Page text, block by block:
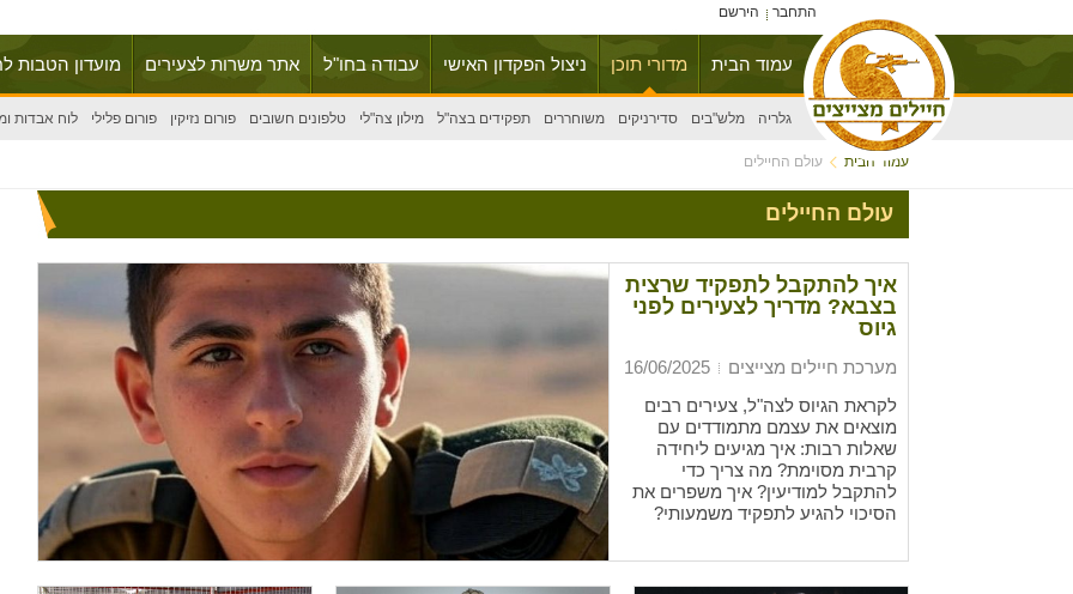
התחבר הירשם
עמוד הבית מדורי תוכן ניצול הפקדון האישי עבודה בחו"ל אתר משרות לצעירים מועדון הטבות
גלריה מלש"בים סדירניקים משוחררים תפקידים בצה"ל מילון צה"לי טלפונים חשובים פורום נזיקין פורום פלילי לוח אבדות
עמוד הבית עולם החיילים
עולם החיילים
איך להתקבל לתפקיד שרצית
בצבא? מדריך לצעירים לפני
גיוס
מערכת חיילים מצייצים
לקראת הגיוס לצה"ל, צעירים רבים
מוצאים את עצמם מתמודדים עם
שאלות רבות: איך מגיעים ליחידה
קרבית מסוימת? מה צריך כדי
להתקבל למודיעין? איך משפרים את
הסיכוי להגיע לתפקיד משמעותי?